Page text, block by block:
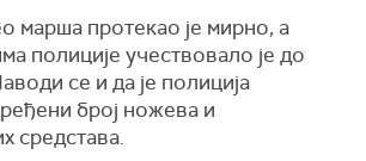
марша протекао је мирно, а
полиције учествовало је до
се и да је полиција
број ножева и
средстава.